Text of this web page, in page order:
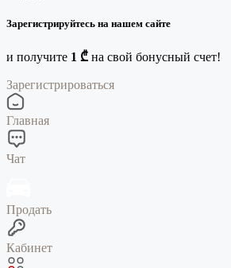
Зарегистрируйтесь на нашем сайте
и получите 1 ₾ на свой бонусный счет!
Зарегистрироваться
Главная
Чат
Продать
Кабинет